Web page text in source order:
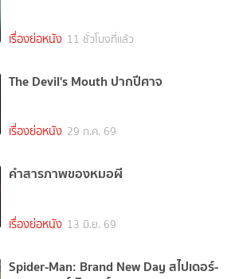
เรื่องย่อหนัง 11 ชั่วโมงที่แล้ว
The Devil's Mouth ปากปีศาจ
เรื่องย่อหนัง 29 ก.ค. 69
คำสารภาพของหมอผี
เรื่องย่อหนัง 13 มิ.ย. 69
Spider-Man: Brand New Day สไปเดอร์-